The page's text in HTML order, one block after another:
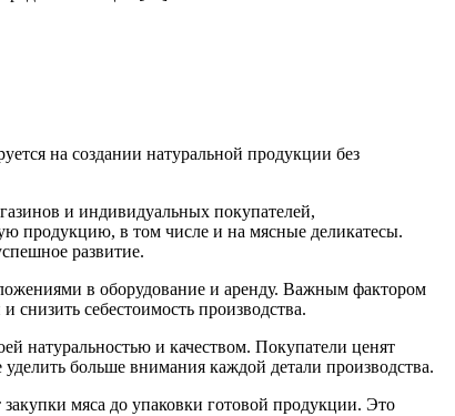
на создании натуральной продукции без
и индивидуальных покупателей,
продукцию, в том числе и на мясные деликатесы.
развитие.
в оборудование и аренду. Важным фактором
снизить себестоимость производства.
натуральностью и качеством. Покупатели ценят
больше внимания каждой детали производства.
мяса до упаковки готовой продукции. Это